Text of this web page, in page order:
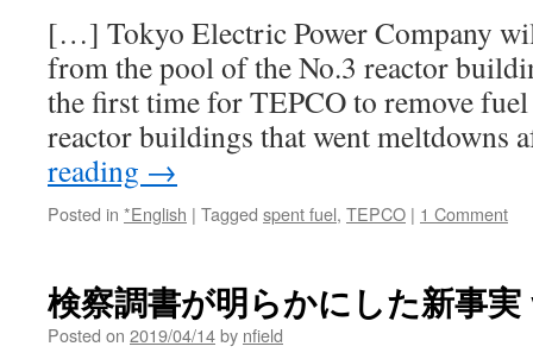
[…] Tokyo Electric Power Company
from the pool of the No.3 reactor
the first time for TEPCO to remove
reactor buildings that went
reading →
Posted in *English | Tagged spent fuel, TEPCO | 1 Comment
検察調書が明らかにした新事
Posted on 2019/04/14by nfield